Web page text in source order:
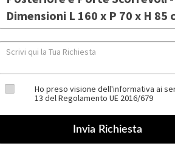
Ho preso visione dell'informativa ai
13 del Regolamento UE 2016/679